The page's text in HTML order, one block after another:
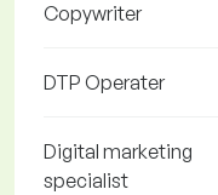
Copywriter
DTP Operater
Digital marketing
specialist